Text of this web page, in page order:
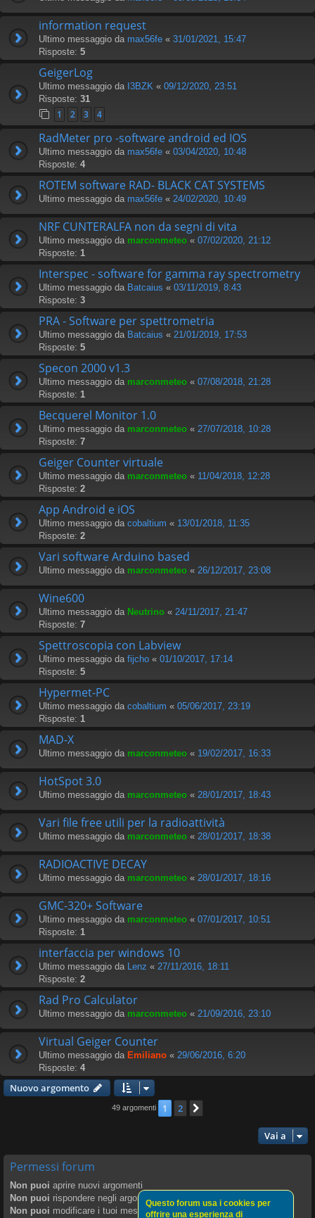
information request
Ultimo messaggio da max56fe « 31/01/2021, 15:47
Risposte: 5
GeigerLog
Ultimo messaggio da I3BZK « 09/12/2020, 23:51
Risposte: 31
1 2 3 4
RadMeter pro -software android ed IOS
Ultimo messaggio da max56fe « 03/04/2020, 10:48
Risposte: 4
ROTEM software RAD- BLACK CAT SYSTEMS
Ultimo messaggio da max56fe « 24/02/2020, 10:49
NRF CUNTERALFA non da segni di vita
Ultimo messaggio da marconmeteo « 07/02/2020, 21:12
Risposte: 1
Interspec - software for gamma ray spectrometry
Ultimo messaggio da Batcaius « 03/11/2019, 8:43
Risposte: 3
PRA - Software per spettrometria
Ultimo messaggio da Batcaius « 21/01/2019, 17:53
Risposte: 5
Specon 2000 v1.3
Ultimo messaggio da marconmeteo « 07/08/2018, 21:28
Risposte: 1
Becquerel Monitor 1.0
Ultimo messaggio da marconmeteo « 27/07/2018, 10:28
Risposte: 7
Geiger Counter virtuale
Ultimo messaggio da marconmeteo « 11/04/2018, 12:28
Risposte: 2
App Android e iOS
Ultimo messaggio da cobaltium « 13/01/2018, 11:35
Risposte: 2
Vari software Arduino based
Ultimo messaggio da marconmeteo « 26/12/2017, 23:08
Wine600
Ultimo messaggio da Neutrino « 24/11/2017, 21:47
Risposte: 7
Spettroscopia con Labview
Ultimo messaggio da fijcho « 01/10/2017, 17:14
Risposte: 5
Hypermet-PC
Ultimo messaggio da cobaltium « 05/06/2017, 23:19
Risposte: 1
MAD-X
Ultimo messaggio da marconmeteo « 19/02/2017, 16:33
HotSpot 3.0
Ultimo messaggio da marconmeteo « 28/01/2017, 18:43
Vari file free utili per la radioattività
Ultimo messaggio da marconmeteo « 28/01/2017, 18:38
RADIOACTIVE DECAY
Ultimo messaggio da marconmeteo « 28/01/2017, 18:16
GMC-320+ Software
Ultimo messaggio da marconmeteo « 07/01/2017, 10:51
Risposte: 1
interfaccia per windows 10
Ultimo messaggio da Lenz « 27/11/2016, 18:11
Risposte: 2
Rad Pro Calculator
Ultimo messaggio da marconmeteo « 21/09/2016, 23:10
Virtual Geiger Counter
Ultimo messaggio da Emiliano « 29/06/2016, 6:20
Risposte: 4
Nuovo argomento
49 argomenti 1 2
Vai a
Permessi forum
Non puoi aprire nuovi argomenti
Non puoi rispondere negli argomenti
Non puoi modificare i tuoi messaggi
Questo forum usa i cookies per
offrire una esperienza di